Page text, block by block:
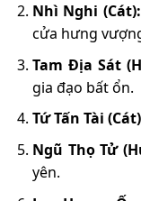
Nhì Nghi (Cát):
cửa hưng
Tam Địa Sát
gia đạo bất ổn.
Tứ Tấn Tài
Ngũ Thọ Tử
yên.